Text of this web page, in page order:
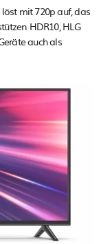
mit 720p auf, das
HDR10, HLG
auch als